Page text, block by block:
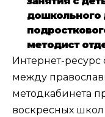
дошкольного
методист
Интернет-
между
методкабинета
воскресных